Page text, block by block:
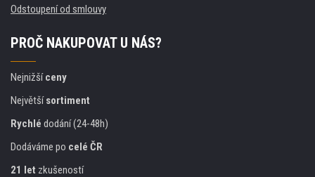
Odstoupení od smlouvy
PROČ NAKUPOVAT U NÁS?
Nejnižšíceny
Největšísortiment
Rychlé dodání (24-48h)
Dodáváme po celé ČR
21 let zkušeností